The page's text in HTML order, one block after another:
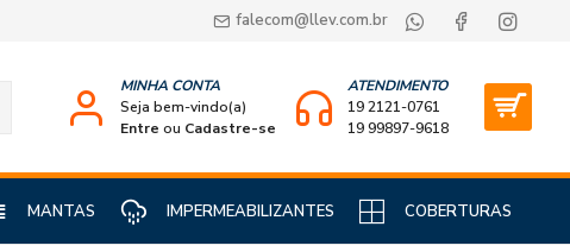
falecom@llev.com.br
MINHA CONTA
Seja bem-vindo(a)
Entre ou Cadastre-se
ATENDIMENTO
19 2121-0761
19 99897-9618
MANTAS IMPERMEABILIZANTES COBERTURAS